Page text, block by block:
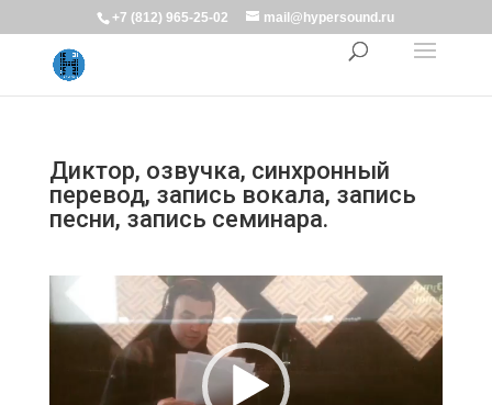
+7 (812) 965-25-02 mail@hypersound.ru
Диктор, озвучка, синхронный
перевод, запись вокала, запись
песни, запись семинара.